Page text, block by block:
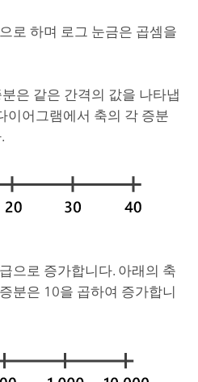
로 하며 로그 눈금은 곱셈을
은 같은 간격의 값을 나타냅
이어그램에서 축의 각 증분
으로 증가합니다. 아래의 축
분은 10을 곱하여 증가합니